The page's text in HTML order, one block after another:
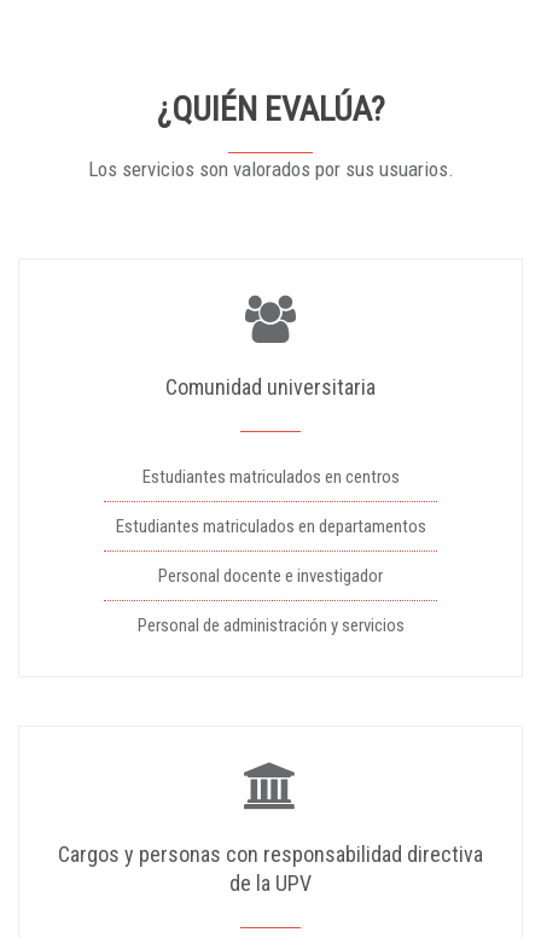
¿QUIÉN EVALÚA?
Los servicios son valorados por sus usuarios.
Comunidad universitaria
Estudiantes matriculados en centros
Estudiantes matriculados en departamentos
Personal docente e investigador
Personal de administración y servicios
Cargos y personas con responsabilidad directiva
de la UPV